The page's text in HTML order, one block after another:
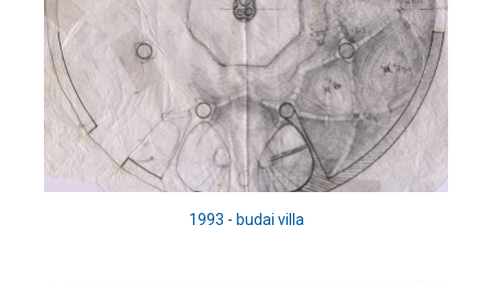
1993 - budai villa